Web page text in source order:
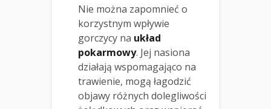
Nie można zapomnieć o
korzystnym wpływie
gorczycy na układ
pokarmowy. Jej nasiona
działają wspomagająco na
trawienie, mogą łagodzić
objawy różnych dolegliwości